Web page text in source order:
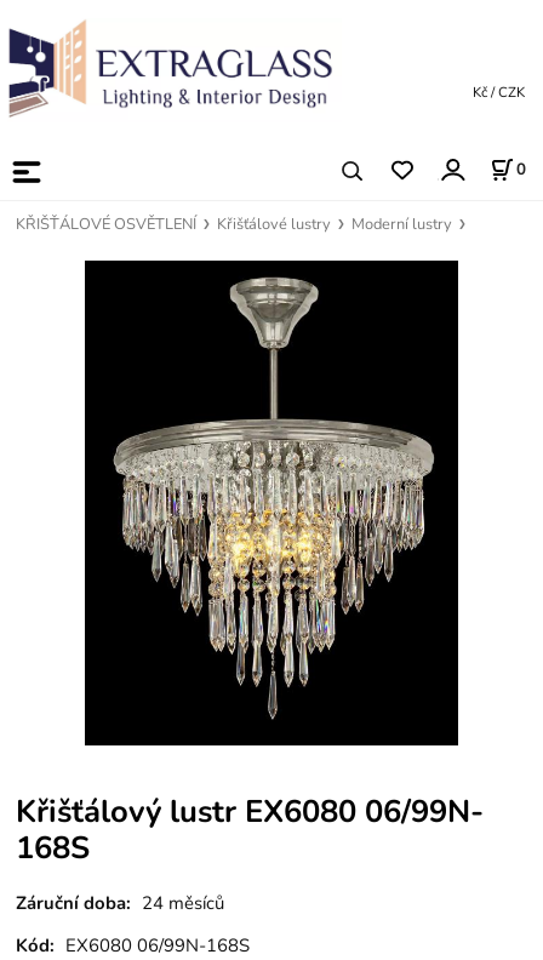
0
Kč / CZK
KŘIŠŤÁLOVÉ OSVĚTLENÍ Křišťálové lustry Moderní lustry
Křišťálový lustr EX6080 06/99N-
168S
Záruční doba: 24 měsíců
Kód: EX6080 06/99N-168S